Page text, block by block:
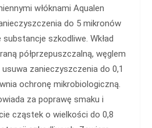
włóknami Aqualen
do 5 mikronów
szkodliwe. Wkład
półprzepuszczalną, węglem
zanieczyszczenia do 0,1
ochronę mikrobiologiczną.
za poprawę smaku i
cząstek o wielkości do 0,8